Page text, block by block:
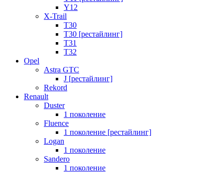
Y12
X-Trail
T30
T30 [рестайлинг]
T31
T32
Opel
Astra GTC
J [рестайлинг]
Rekord
Renault
Duster
1 поколение
Fluence
1 поколение [рестайлинг]
Logan
1 поколение
Sandero
1 поколение